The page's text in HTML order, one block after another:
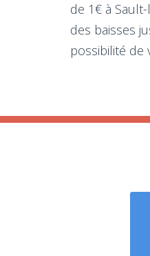
de 1€ à
des baisses
possibilité de